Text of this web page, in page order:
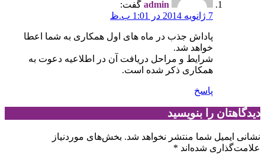
admin گفت:
7 ژانویه 2014 در 1:01 ب.ظ
پاداش جذب در ماه های اول همکاری به شما اعطا
خواهد شد.
شرایط و مراحل دریافت آن در اطلاعیه دعوت به
همکاری ذکر شده است.
پاسخ
دیدگاهتان را بنویسید
نشانی ایمیل شما منتشر نخواهد شد. بخش‌های موردنیاز
علامت‌گذاری شده‌اند *